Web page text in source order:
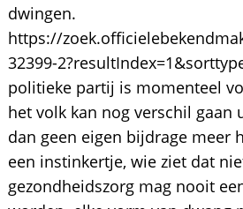
dwingen.
https://
32399-
politieke partij is momenteel
het volk kan nog verschil gaan
dan geen eigen bijdrage meer
een instinkertje, wie ziet dat
gezondheidszorg mag nooit